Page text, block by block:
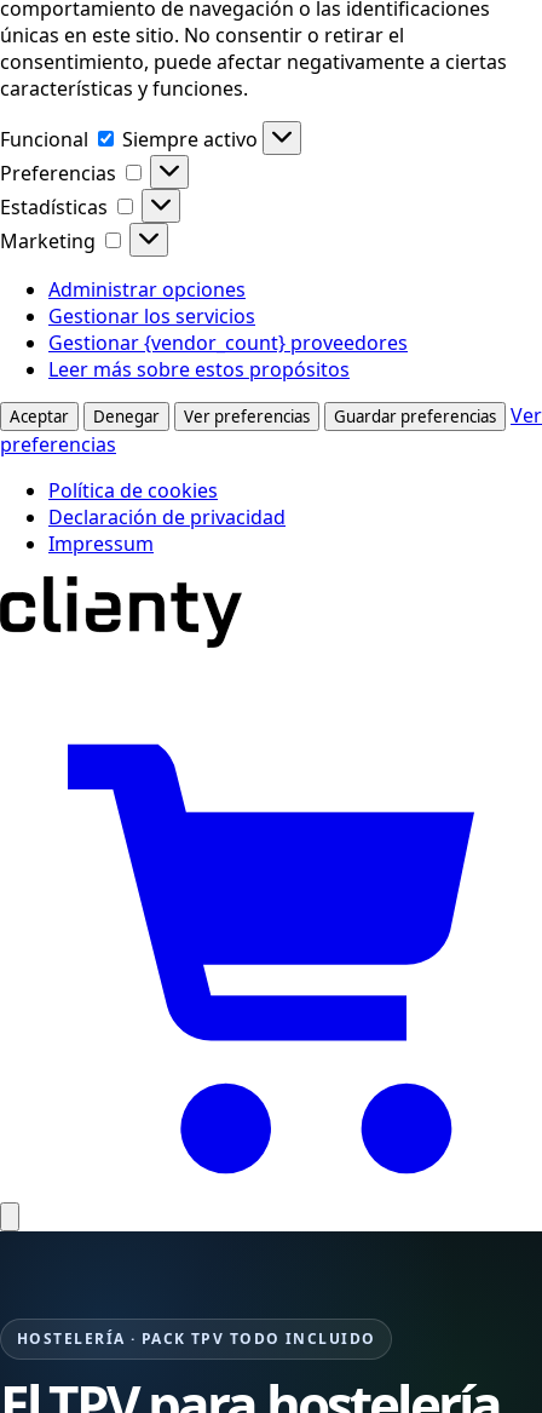
comportamiento de navegación o las identificaciones
únicas en este sitio. No consentir o retirar el
consentimiento, puede afectar negativamente a ciertas
características y funciones.
Funcional
Funcional
Siempre activo
Preferencias
Preferencias
Estadísticas
Estadísticas
Marketing
Marketing
Administrar opciones
Gestionar los servicios
Gestionar {vendor_count} proveedores
Leer más sobre estos propósitos
Aceptar Denegar Ver preferencias Guardar preferencias
Ver
preferencias
Política de cookies
Declaración de privacidad
Impressum
HOSTELERÍA · PACK TPV TODO INCLUIDO